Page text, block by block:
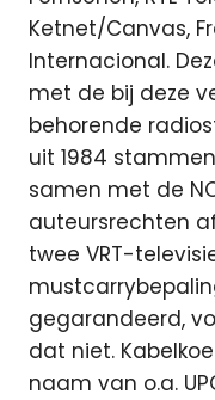
Ketnet/Canvas,
Internacional.
met de bij deze
behorende
uit 1984
samen met de
auteursrechten
twee VRT-
gegarandeerd,
dat niet.
naam van o.a.